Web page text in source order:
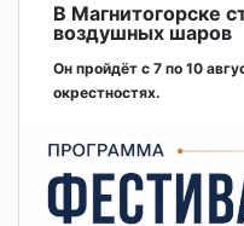
В Магнитогорске
воздушных шаров
Он пройдёт с 7 по 10
окрестностях.